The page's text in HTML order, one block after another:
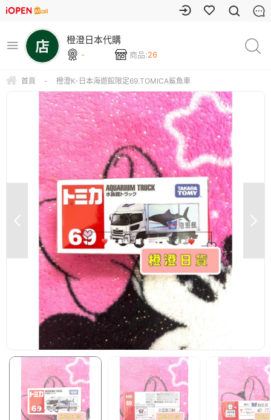
橙澄日本代購
- 商品:26
首頁 - 橙澄K-日本海遊館限定69.TOMICA鯊魚車